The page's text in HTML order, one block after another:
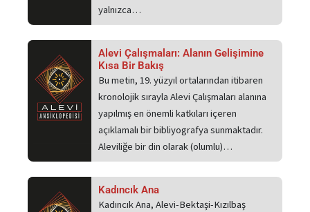
yalnızca…
Alevi Çalışmaları: Alanın Gelişimine
Kısa Bir Bakış
Bu metin, 19. yüzyıl ortalarından itibaren
kronolojik sırayla Alevi Çalışmaları alanına
yapılmış en önemli katkıları içeren
açıklamalı bir bibliyografya sunmaktadır.
Aleviliğe bir din olarak (olumlu)…
Kadıncık Ana
Kadıncık Ana, Alevi-Bektaşi-Kızılbaş